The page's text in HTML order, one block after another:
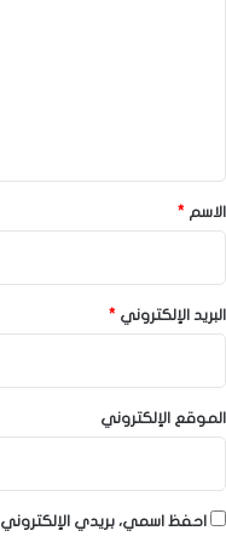
*الاسم *
البريد الإلكتروني *
الموقع الإلكتروني
احفظ اسمي، بريدي